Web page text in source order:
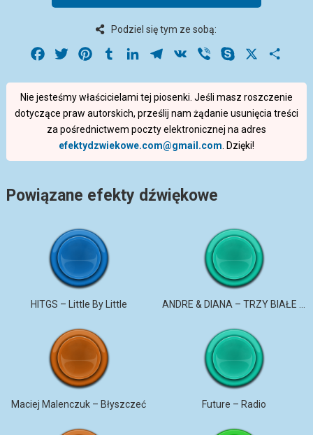
Podziel się tym ze sobą:
Facebook
Twitter PinterestTumblrLinkedInTelegram
VK Viber Skype
Nie jesteśmy właścicielami tej piosenki. Jeśli masz roszczenie
dotyczące praw autorskich, prześlij nam żądanie usunięcia treści
za pośrednictwem poczty elektronicznej na adres
efektydzwiekowe.com@gmail.com . Dzięki!
Powiązane efekty dźwiękowe
HITGS – Little By Little
Maciej Malenczuk – Błyszczeć Future – Radio